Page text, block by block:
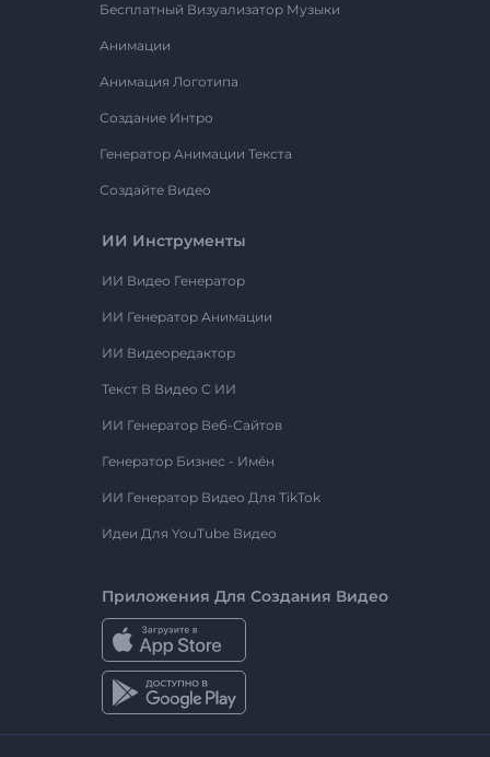
Бесплатный Визуализатор Музыки
Анимации
Анимация Логотипа
Создание Интро
Генератор Анимации Текста
Создайте Видео
ИИ Инструменты
ИИ Видео Генератор
ИИ Генератор Анимации
ИИ Видеоредактор
Текст В Видео С ИИ
ИИ Генератор Веб-Сайтов
Генератор Бизнес - Имён
ИИ Генератор Видео Для TikTok
Идеи Для YouTube Видео
Приложения Для Создания Видео